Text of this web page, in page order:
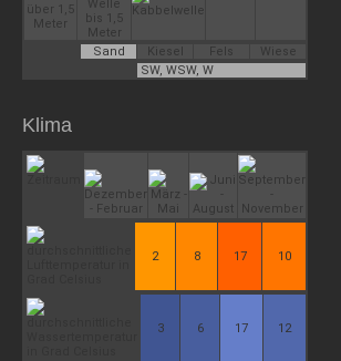
Sand Kiesel Fels
Wiese
SW, WSW, W
Klima
2 8 17 10
3 6 17 12